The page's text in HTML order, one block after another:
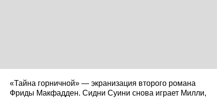
«Тайна горничной» — экранизация второго романа
Фриды Макфадден. Сидни Суини снова играет Милли,